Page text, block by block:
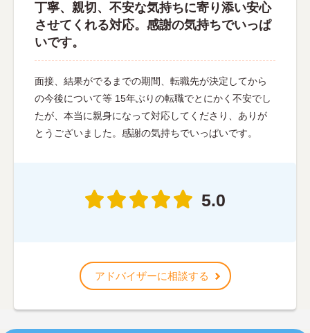
丁寧、親切、不安な気持ちに寄り添い安心
させてくれる対応。感謝の気持ちでいっぱ
いです。
面接、結果がでるまでの期間、転職先が決定してから
の今後について等 15年ぶりの転職でとにかく不安でし
たが、本当に親身になって対応してくださり、ありが
とうございました。感謝の気持ちでいっぱいです。
5.0
アドバイザーに相談する